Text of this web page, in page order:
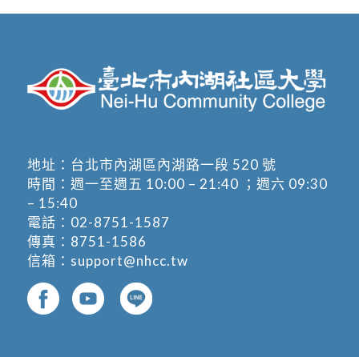
地址： 台北市內湖區內湖路一段 520 號
時間：週一至週五 10:00 – 21:40 ；週六 09:30
– 15:40
電話： 02-8751-1587
傳真：8751-1586
信箱： support@nhcc.tw